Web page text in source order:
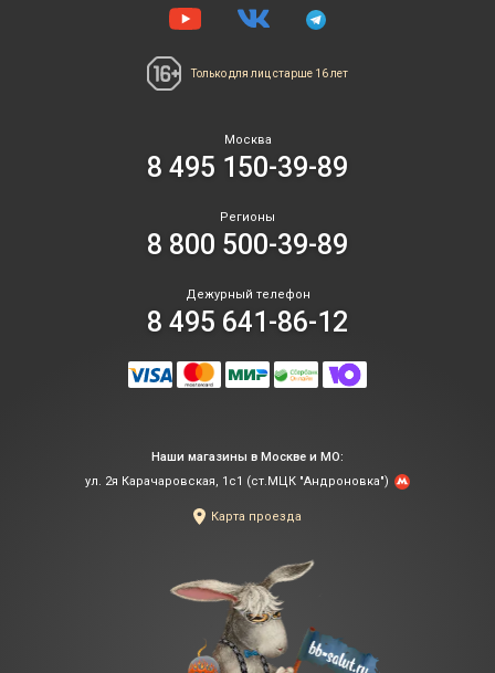
Только для лицстарше 16 лет
Москва
8 495 150-39-89
Регионы
8 800 500-39-89
Дежурный телефон
8 495 641-86-12
Наши магазины в Москве и МО:
ул. 2я Карачаровская, 1с1 (ст.МЦК "Андроновка")
Карта проезда